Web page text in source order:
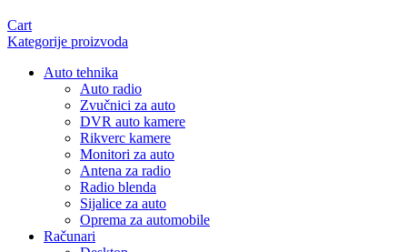
Cart
Kategorije proizvoda
Auto tehnika
Auto radio
Zvučnici za auto
DVR auto kamere
Rikverc kamere
Monitori za auto
Antena za radio
Radio blenda
Sijalice za auto
Oprema za automobile
Računari